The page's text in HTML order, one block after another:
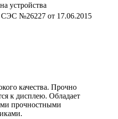
устройства
СЭС №26227 от 17.06.2015
качества. Прочно
к дисплею. Обладает
прочностными